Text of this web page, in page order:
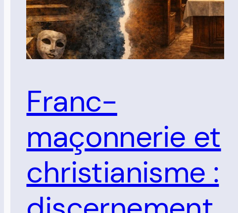
Franc-
maçonnerie et
christianisme :